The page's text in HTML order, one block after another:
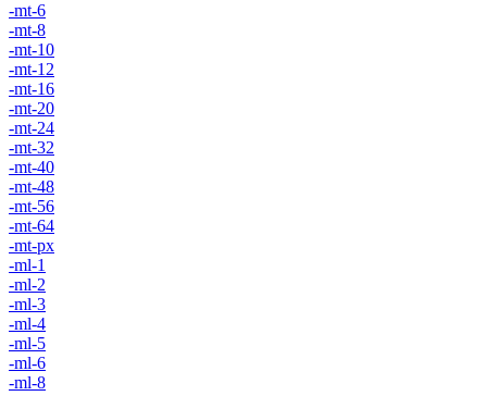
-mt-6
-mt-8
-mt-10
-mt-12
-mt-16
-mt-20
-mt-24
-mt-32
-mt-40
-mt-48
-mt-56
-mt-64
-mt-px
-ml-1
-ml-2
-ml-3
-ml-4
-ml-5
-ml-6
-ml-8